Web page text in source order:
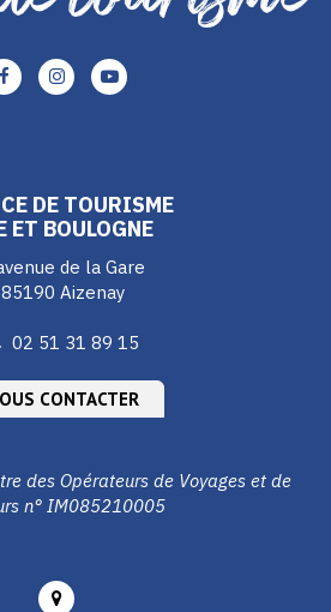
Lien
vers
Lien
vers
Lien
vers
DE TOURISME
ET BOULOGNE
de la Gare
85190 Aizenay
02 51 31 89 15
CONTACTER
des Opérateurs de Voyages et de
n° IM085210005